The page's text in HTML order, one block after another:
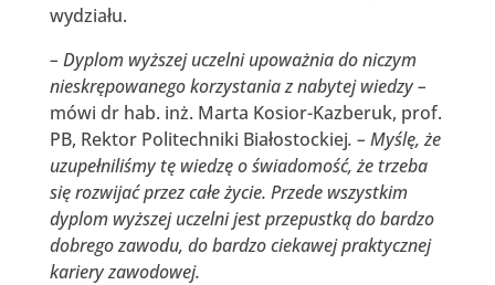
wydziału.
– Dyplom wyższej uczelni upoważnia do niczym
nieskrępowanego korzystania z nabytej wiedzy –
mówi dr hab. inż. Marta Kosior-Kazberuk, prof.
PB, Rektor Politechniki Białostockiej. – Myślę, że
uzupełniliśmy tę wiedzę o świadomość, że trzeba
się rozwijać przez całe życie. Przede wszystkim
dyplom wyższej uczelni jest przepustką do bardzo
dobrego zawodu, do bardzo ciekawej praktycznej
kariery zawodowej.